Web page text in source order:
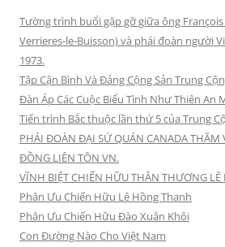
Tường trình buổi gặp gỡ giữa ông
Verrieres-le-Buisson) và phái đoàn người
1973.
Tập Cận Bình Và Đảng Cộng Sản Trung
Đàn Áp Các Cuộc Biểu Tình Như Thiên An
Tiến trình Bắc thuộc lần thứ 5 của Trung
PHÁI ĐOÀN ĐẠI SỨ QUÁN CANADA THĂM
ĐỒNG LIÊN TÔN VN.
VĨNH BIỆT CHIẾN HỮU THÂN THƯƠNG
Phân Ưu Chiến Hữu Lê Hồng Thanh
Phân Ưu Chiến Hữu Đào Xuân Khôi
Con Đường Nào Cho Việt Nam